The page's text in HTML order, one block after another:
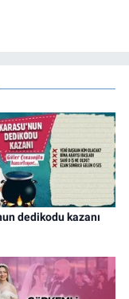
dedikodu kazanı